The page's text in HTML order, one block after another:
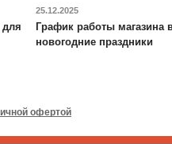
2-3
25.12.2025
График работы магазина
новогодние праздники
офертой